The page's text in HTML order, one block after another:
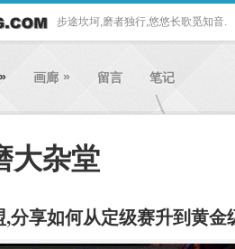
步途坎坷,磨者独行,悠悠长歌觅知音.
» 画廊 » 留言 笔记
大杂堂
,分享如何从定级赛升到黄金